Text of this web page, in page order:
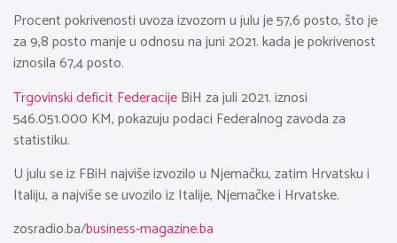
Procent pokrivenosti uvoza izvozom u julu je 57,6 posto, što je
za 9,8 posto manje u odnosu na juni 2021. kada je pokrivenost
iznosila 67,4 posto.
Trgovinski deficit FederacijeBiH za juli 2021. iznosi
546.051.000 KM, pokazuju podaci Federalnog zavoda za
statistiku.
U julu se iz FBiH najviše izvozilo u Njemačku, zatim Hrvatsku i
Italiju, a najviše se uvozilo iz Italije, Njemačke i Hrvatske.
zosradio.ba/business-magazine.ba